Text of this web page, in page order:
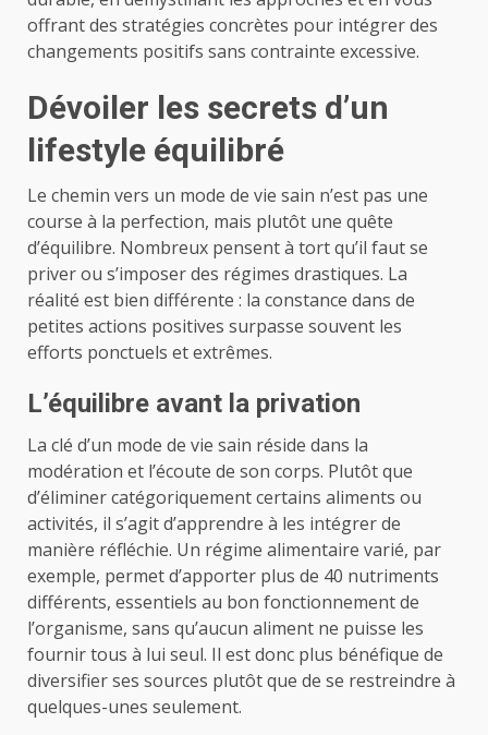
offrant des stratégies concrètes pour intégrer des
changements positifs sans contrainte excessive.
Dévoiler les secrets d’un
lifestyle équilibré
Le chemin vers un mode de vie sain n’est pas une
course à la perfection, mais plutôt une quête
d’équilibre. Nombreux pensent à tort qu’il faut se
priver ou s’imposer des régimes drastiques. La
réalité est bien différente : la constance dans de
petites actions positives surpasse souvent les
efforts ponctuels et extrêmes.
L’équilibre avant la privation
La clé d’un mode de vie sain réside dans la
modération et l’écoute de son corps. Plutôt que
d’éliminer catégoriquement certains aliments ou
activités, il s’agit d’apprendre à les intégrer de
manière réfléchie. Un régime alimentaire varié, par
exemple, permet d’apporter plus de 40 nutriments
différents, essentiels au bon fonctionnement de
l’organisme, sans qu’aucun aliment ne puisse les
fournir tous à lui seul. Il est donc plus bénéfique de
diversifier ses sources plutôt que de se restreindre à
quelques-unes seulement.